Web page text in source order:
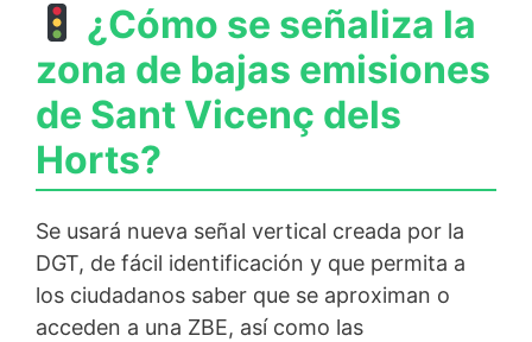
¿Cómo se señaliza la
zona de bajas emisiones
de Sant Vicenç dels
Horts?
Se usará nueva señal vertical creada por la
DGT, de fácil identificación y que permita a
los ciudadanos saber que se aproximan o
acceden a una ZBE, así como las